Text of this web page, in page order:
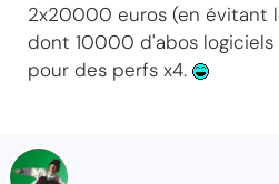
2x20000 euros (en évitant
dont 10000 d'abos
pour des perfs x4.